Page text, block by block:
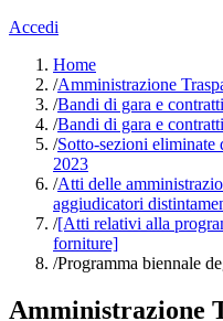
Accedi
Home
/Amministrazione
/Bandi di gara e contratti
/Bandi di gara e
/Sotto-sezioni eliminate
2023
/Atti delle
aggiudicatori
/[Atti relativi alla
forniture]
/Programma biennale
Amministrazione